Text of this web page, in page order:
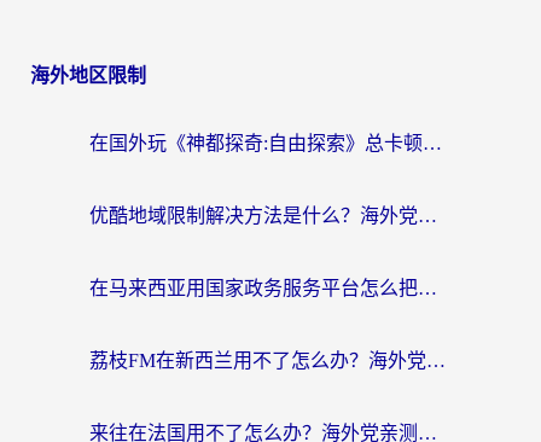
海外地区限制
在国外玩《神都探奇:自由探索》总卡顿？3个实用技巧解决海外党追剧、社交、游戏难题
优酷地域限制解决方法是什么？海外党亲测有效的回国加速指南
在马来西亚用国家政务服务平台怎么把定位修改到中国国内？海外党解决数字壁垒的实用指南
荔枝FM在新西兰用不了怎么办？海外党必看的回国加速解决方案
来往在法国用不了怎么办？海外党亲测有效的回国加速指南